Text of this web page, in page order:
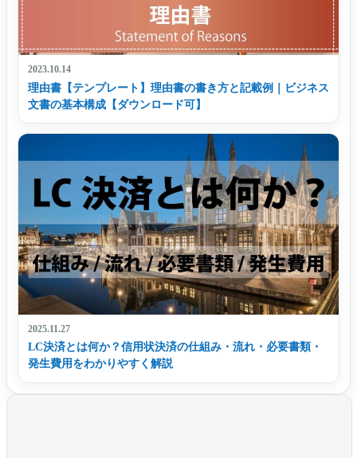
2023.10.14
理由書【テンプレート】理由書の書き方と記載例｜ビジネス
文書の基本構成【ダウンロード可】
2025.11.27
LC決済とは何か？信用状決済の仕組み・流れ・必要書類・
発生費用をわかりやすく解説